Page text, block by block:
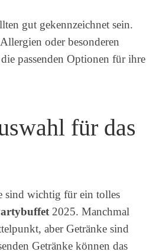
gut gekennzeichnet sein.
oder besonderen
passenden Optionen für ihre
für das
sind wichtig für ein tolles
2025. Manchmal
aber Getränke sind
Getränke können das